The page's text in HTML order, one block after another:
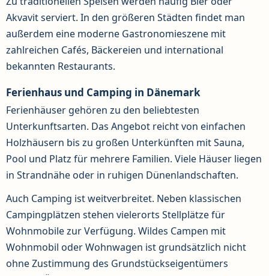
Akvavit serviert. In den größeren Städten findet man
außerdem eine moderne Gastronomieszene mit
zahlreichen Cafés, Bäckereien und international
bekannten Restaurants.
Ferienhaus und Camping in Dänemark
Ferienhäuser gehören zu den beliebtesten
Unterkunftsarten. Das Angebot reicht von einfachen
Holzhäusern bis zu großen Unterkünften mit Sauna,
Pool und Platz für mehrere Familien. Viele Häuser liegen
in Strandnähe oder in ruhigen Dünenlandschaften.
Auch Camping ist weitverbreitet. Neben klassischen
Campingplätzen stehen vielerorts Stellplätze für
Wohnmobile zur Verfügung. Wildes Campen mit
Wohnmobil oder Wohnwagen ist grundsätzlich nicht
ohne Zustimmung des Grundstückseigentümers